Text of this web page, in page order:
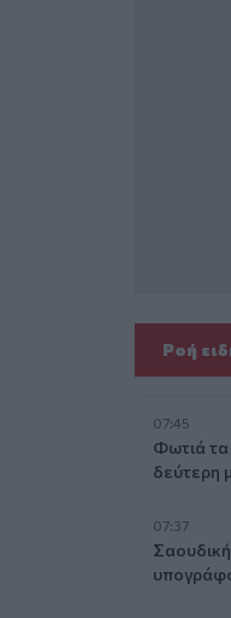
Ροή
07:45
Φωτιά
δεύτερη
07:37